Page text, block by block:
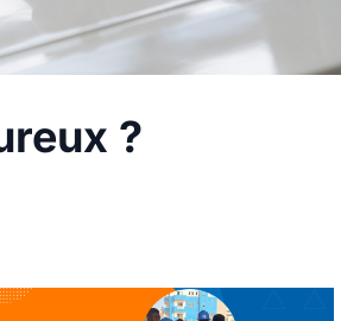
?